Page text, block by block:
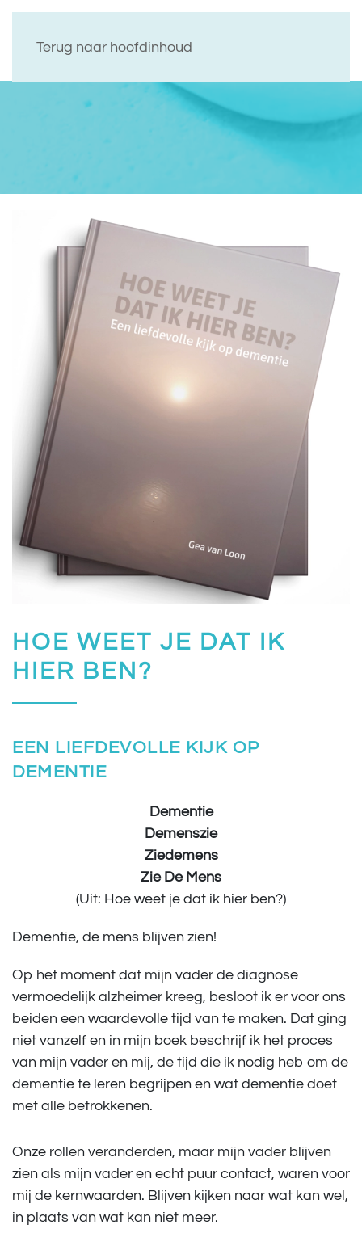
Terug naar hoofdinhoud
HOE WEET JE DAT IK
HIER BEN?
EEN LIEFDEVOLLE KIJK OP
DEMENTIE
Dementie
Demenszie
Ziedemens
Zie De Mens
(Uit: Hoe weet je dat ik hier ben?)
Dementie, de mens blijven zien!
Op het moment dat mijn vader de diagnose
vermoedelijk alzheimer kreeg, besloot ik er voor ons
beiden een waardevolle tijd van te maken. Dat ging
niet vanzelf en in mijn boek beschrijf ik het proces
van mijn vader en mij, de tijd die ik nodig heb om de
dementie te leren begrijpen en wat dementie doet
met alle betrokkenen.
Onze rollen veranderden, maar mijn vader blijven
zien als mijn vader en echt puur contact, waren voor
mij de kernwaarden. Blijven kijken naar wat kan wel,
in plaats van wat kan niet meer.